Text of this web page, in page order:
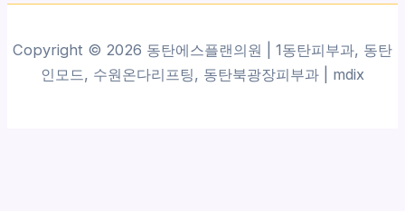
Copyright © 2026 동탄에스플랜의원 | 1동탄피부과, 동탄
인모드, 수원온다리프팅, 동탄북광장피부과 | mdix